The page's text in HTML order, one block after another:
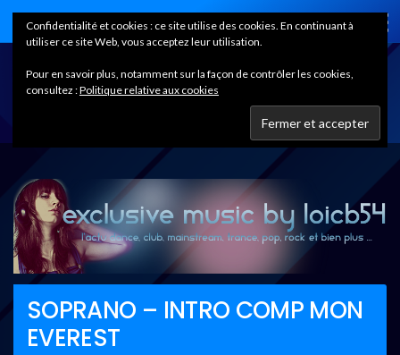
Home
SOPRANO – INTRO COMP MON
EVEREST
Confidentialité et cookies : ce site utilise des cookies. En continuant à
utiliser ce site Web, vous acceptez leur utilisation.
Pour en savoir plus, notamment sur la façon de contrôler les cookies,
consultez :Politique relative aux cookies